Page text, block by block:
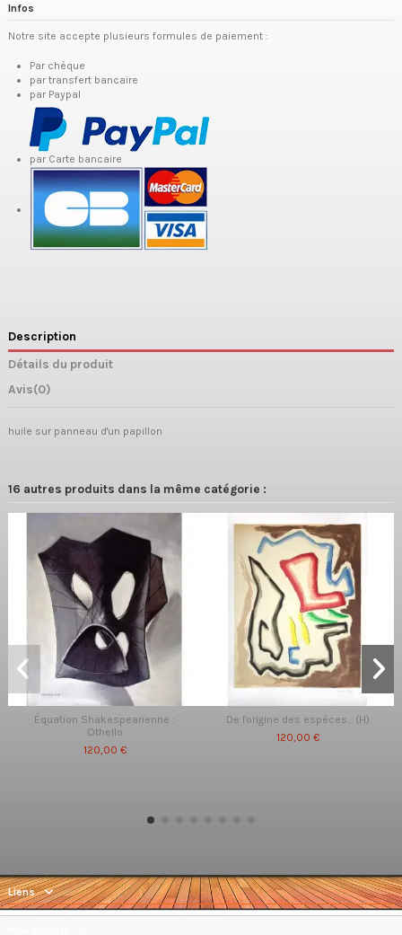
Infos
Notre site accepte plusieurs formules de paiement :
Par chèque
par transfert bancaire
par Paypal
par Carte bancaire
Description
Détails du produit
Avis(0)
huile sur panneau d'un papillon
16 autres produits dans la même catégorie :
Équation Shakespearienne :
Othello
120,00 €
De l'origine des espèces... (H)
120,00 €
Liens